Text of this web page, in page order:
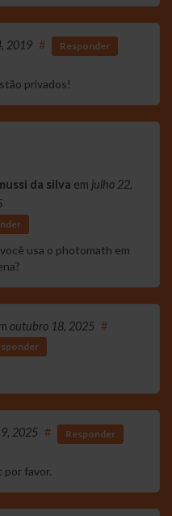
2019 # Responder
privados!
da silva em julho 22,
usa o photomath em
outubro 18, 2025 #
2025 # Responder
por favor.